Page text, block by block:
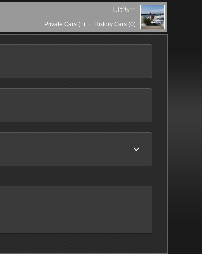
しげちー
Private Cars (1) ・ History Cars (0)
keyboard_arrow_down